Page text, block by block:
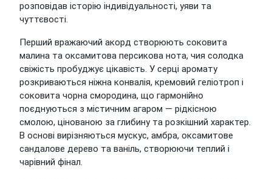
розповідав історію індивідуальності, уяви та
чуттєвості.
Перший вражаючий акорд створюють соковита
малина та оксамитова персикова нота, чия солодка
свіжість пробуджує цікавість. У серці аромату
розкриваються ніжна конвалія, кремовий геліотроп і
соковита чорна смородина, що гармонійно
поєднуються з містичним агаром — рідкісною
смолою, цінованою за глибину та розкішний характер.
В основі вирізняються мускус, амбра, оксамитове
сандалове дерево та ваніль, створюючи теплий і
чарівний фінал.